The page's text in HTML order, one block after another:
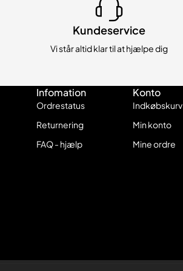
Kundeservice
Vi står altid klar til at hjælpe dig
Infomation
Ordrestatus
Returnering
FAQ - hjælp
Konto
Indkøbskurv
Min konto
Mine ordre